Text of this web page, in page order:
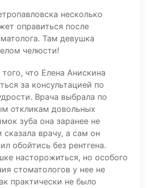
несколько
оправиться после
Там девушка
челюсти!
что Елена Анискина
за консультацией по
Врача выбрала по
откликам довольных
зуба она заранее не
врачу, а сам он
обойтись без рентгена.
насторожиться, но особого
стоматологов у нее не
практически не было